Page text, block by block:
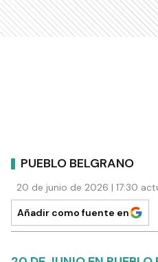
PUEBLO BELGRANO
20 de junio de 2026 | 17:30
Añadir como fuente en